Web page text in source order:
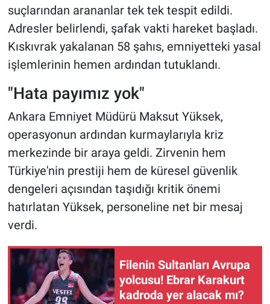
suçlarından arananlar tek tek tespit edildi.
Adresler belirlendi, şafak vakti hareket başladı.
Kıskıvrak yakalanan 58 şahıs, emniyetteki yasal
işlemlerinin hemen ardından tutuklandı.
"Hata payımız yok"
Ankara Emniyet Müdürü Maksut Yüksek,
operasyonun ardından kurmaylarıyla kriz
merkezinde bir araya geldi. Zirvenin hem
Türkiye'nin prestiji hem de küresel güvenlik
dengeleri açısından taşıdığı kritik önemi
hatırlatan Yüksek, personeline net bir mesaj
verdi.
Filenin Sultanları Avrupa
yolcusu! Ebrar Karakurt
kadroda yer alacak mı?